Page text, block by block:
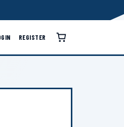
REGISTER